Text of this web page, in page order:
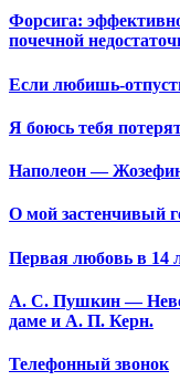
Форсига:
почечной
Если любишь-
Я боюсь тебя
Наполеон —
О мой застенчивый
Первая любовь в 14
А. С. Пушкин —
даме и А. П. Керн.
Телефонный звонок